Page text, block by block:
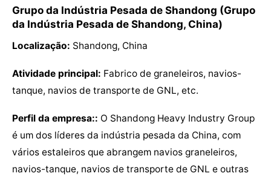
Grupo da Indústria Pesada de Shandong (Grupo
da Indústria Pesada de Shandong, China)
Localização: Shandong, China
Atividade principal: Fabrico de graneleiros, navios-
tanque, navios de transporte de GNL, etc.
Perfil da empresa:: O Shandong Heavy Industry Group
é um dos líderes da indústria pesada da China, com
vários estaleiros que abrangem navios graneleiros,
navios-tanque, navios de transporte de GNL e outras